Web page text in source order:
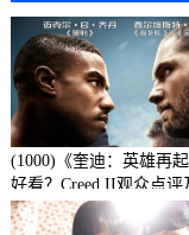
(1000)《奎迪：英雄再
好看？Creed II观众点评